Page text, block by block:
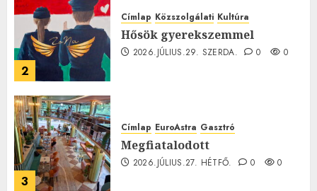
2
Címlap Közszolgálati Kultúra
Hősök gyerekszemmel
2026.JÚLIUS.29. SZERDA. 0 0
3
Címlap EuroAstra Gasztró
Megfiatalodott
2026.JÚLIUS.27. HÉTFŐ. 0 0